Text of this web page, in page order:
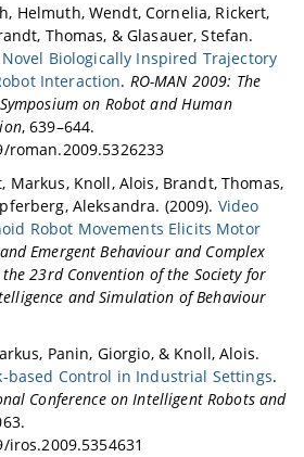
Helmuth, Wendt, Cornelia, Rickert,
Thomas, & Glasauer, Stefan.
Biologically Inspired Trajectory
Interaction. RO-MAN 2009: The
on Robot and Human
, 639–644.
Markus, Knoll, Alois, Brandt, Thomas,
Aleksandra. (2009). Video
Robot Movements Elicits Motor
Emergent Behaviour and Complex
the 23rd Convention of the Society for
and Simulation of Behaviour
Panin, Giorgio, & Knoll, Alois.
based Control in Industrial Settings.
Conference on Intelligent Robots and